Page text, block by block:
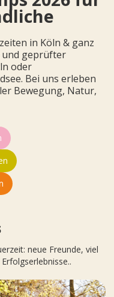
in Köln & ganz
und geprüfter
oder
Bei uns erleben
Bewegung, Natur,
neue Freunde, viel